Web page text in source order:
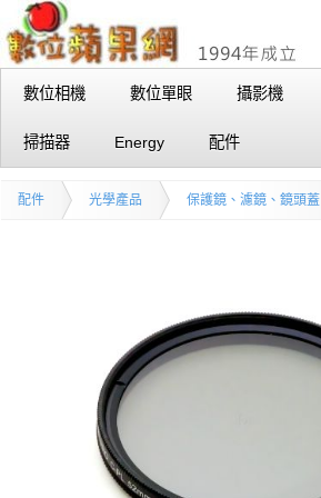
數位相機 數位單眼 攝影機
掃描器 Energy 配件
配件 光學產品 保護鏡、濾鏡、鏡頭蓋